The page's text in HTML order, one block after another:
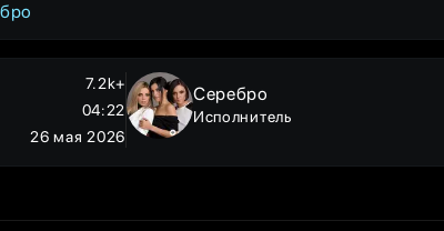
7.2k+
04:22
26 мая 2026
Серебро
Исполнитель